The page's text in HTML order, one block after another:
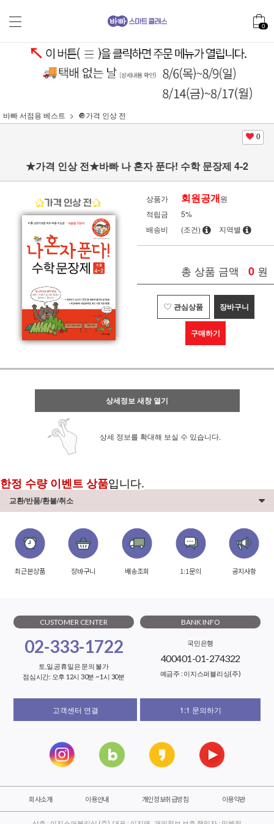
0
바빠 서점용 베스트 🔘가격 인상 전
0
★가격 인상 전★바빠 나 혼자 푼다! 수학 문장제 4-2
상품가 회원공개원
적립금
5%
배송비
(조건) 지역별
총 상품 금액 0 원
관심상품 장바구니
구매하기
상세정보 새창 열기
상세 정보를 확대해 보실 수 있습니다.
한정 수량 이벤트 상품입니다.
교환/반품/환불/취소
최근본상품 장바구니 배송조회 1:1문의 공지사항
CUSTOMER CENTER
02-333-1722
토,일,공휴일은 문의 불가
점심시간: 오후 12시 30분 ~ 1시 30분
BANK INFO
국민은행
400401-01-274322
예금주 : 이지스퍼블리싱(주)
고객센터 연결 1:1 문의하기
회사소개 이용안내 개인정보취급방침 이용약관